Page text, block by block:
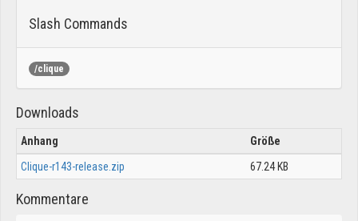
Slash Commands
/clique
Downloads
Anhang
Größe
Clique-r143-release.zip
67.24 KB
Kommentare